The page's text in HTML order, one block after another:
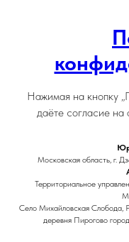
Нажимая на кнопку
даёте согласие на
Московская область, г.
Территориальное
Село Михайловская Слобода,
деревня Пирогово